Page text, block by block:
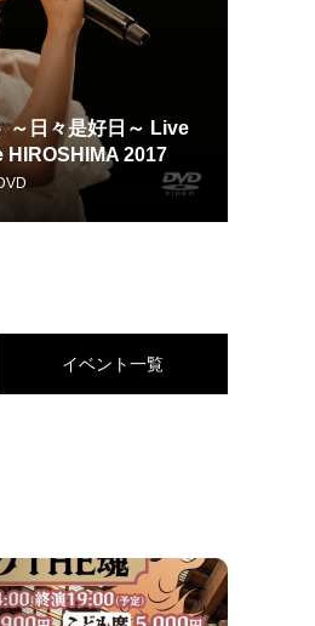
～日々是好日～ Live
2017
イベント一覧